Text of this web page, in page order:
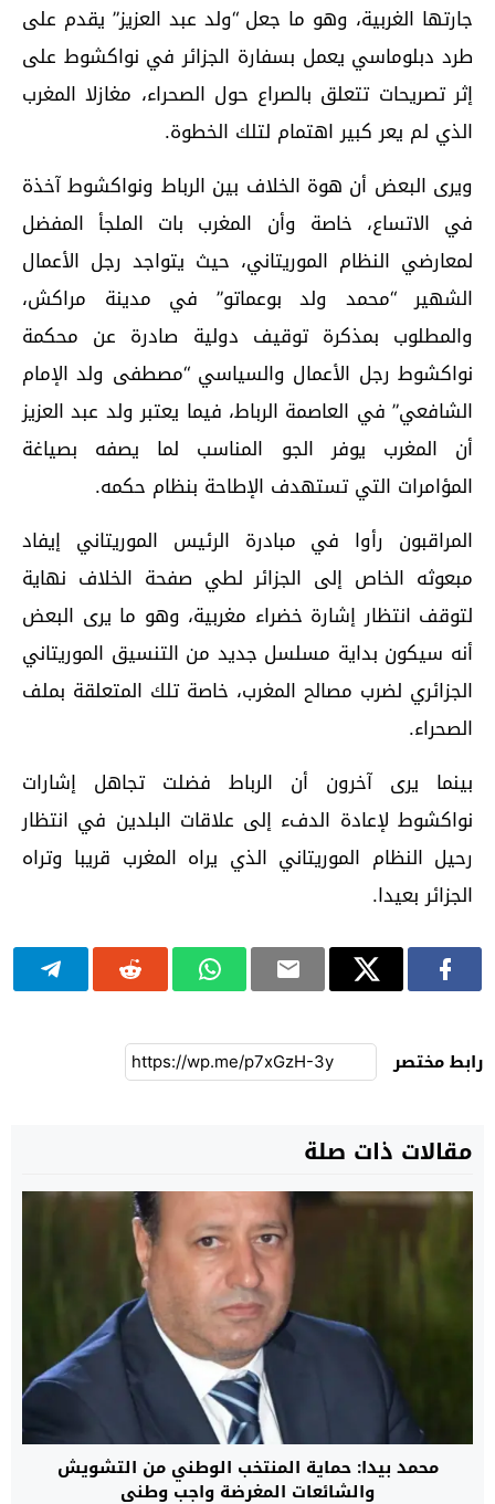
جارتها الغربية، وهو ما جعل “ولد عبد العزيز” يقدم على
طرد دبلوماسي يعمل بسفارة الجزائر في نواكشوط على
إثر تصريحات تتعلق بالصراع حول الصحراء، مغازلا المغرب
الذي لم يعر كبير اهتمام لتلك الخطوة.
ويرى البعض أن هوة الخلاف بين الرباط ونواكشوط آخذة
في الاتساع، خاصة وأن المغرب بات الملجأ المفضل
لمعارضي النظام الموريتاني، حيث يتواجد رجل الأعمال
الشهير “محمد ولد بوعماتو” في مدينة مراكش،
والمطلوب بمذكرة توقيف دولية صادرة عن محكمة
نواكشوط رجل الأعمال والسياسي “مصطفى ولد الإمام
الشافعي” في العاصمة الرباط، فيما يعتبر ولد عبد العزيز
أن المغرب يوفر الجو المناسب لما يصفه بصياغة
المؤامرات التي تستهدف الإطاحة بنظام حكمه.
المراقبون رأوا في مبادرة الرئيس الموريتاني إيفاد
مبعوثه الخاص إلى الجزائر لطي صفحة الخلاف نهاية
لتوقف انتظار إشارة خضراء مغربية، وهو ما يرى البعض
أنه سيكون بداية مسلسل جديد من التنسيق الموريتاني
الجزائري لضرب مصالح المغرب، خاصة تلك المتعلقة بملف
الصحراء.
بينما يرى آخرون أن الرباط فضلت تجاهل إشارات
نواكشوط لإعادة الدفء إلى علاقات البلدين في انتظار
رحيل النظام الموريتاني الذي يراه المغرب قريبا وتراه
الجزائر بعيدا.
رابط مختصر
مقالات ذات صلة
محمد بيدا: حماية المنتخب الوطني من التشويش
والشائعات المغرضة واجب وطني